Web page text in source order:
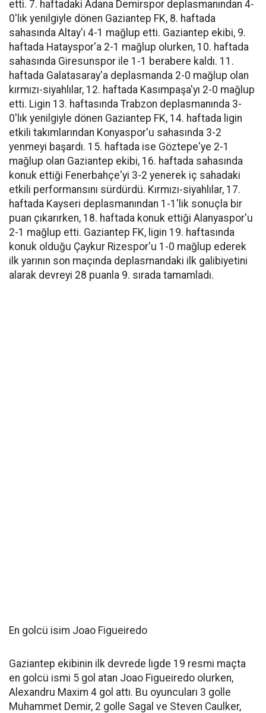
etti. 7. haftadaki Adana Demirspor deplasmanından 4-
0'lık yenilgiyle dönen Gaziantep FK, 8. haftada
sahasında Altay'ı 4-1 mağlup etti. Gaziantep ekibi, 9.
haftada Hatayspor'a 2-1 mağlup olurken, 10. haftada
sahasında Giresunspor ile 1-1 berabere kaldı. 11.
haftada Galatasaray'a deplasmanda 2-0 mağlup olan
kırmızı-siyahlılar, 12. haftada Kasımpaşa'yı 2-0 mağlup
etti. Ligin 13. haftasında Trabzon deplasmanında 3-
0'lık yenilgiyle dönen Gaziantep FK, 14. haftada ligin
etkili takımlarından Konyaspor'u sahasında 3-2
yenmeyi başardı. 15. haftada ise Göztepe'ye 2-1
mağlup olan Gaziantep ekibi, 16. haftada sahasında
konuk ettiği Fenerbahçe'yi 3-2 yenerek iç sahadaki
etkili performansını sürdürdü. Kırmızı-siyahlılar, 17.
haftada Kayseri deplasmanından 1-1'lik sonuçla bir
puan çıkarırken, 18. haftada konuk ettiği Alanyaspor'u
2-1 mağlup etti. Gaziantep FK, ligin 19. haftasında
konuk olduğu Çaykur Rizespor'u 1-0 mağlup ederek
ilk yarının son maçında deplasmandaki ilk galibiyetini
alarak devreyi 28 puanla 9. sırada tamamladı.
En golcü isim Joao Figueiredo
Gaziantep ekibinin ilk devrede ligde 19 resmi maçta
en golcü ismi 5 gol atan Joao Figueiredo olurken,
Alexandru Maxim 4 gol attı. Bu oyuncuları 3 golle
Muhammet Demir, 2 golle Sagal ve Steven Caulker,